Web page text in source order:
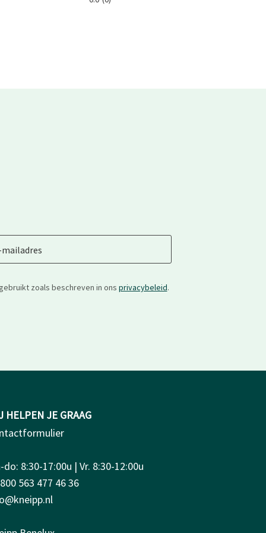
mailadres
zoals beschreven in ons privacybeleid.
HELPEN JE GRAAG
do: 8:30-17:00u | Vr. 8:30-12:00u
563 477 46 36